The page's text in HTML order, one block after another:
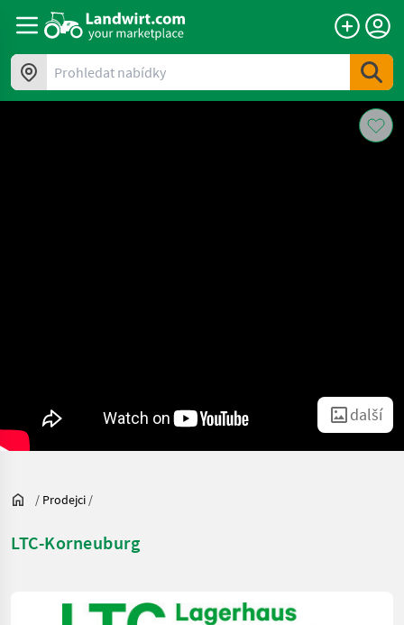
Prohledat nabídky
další
/ Prodejci /
LTC-Korneuburg